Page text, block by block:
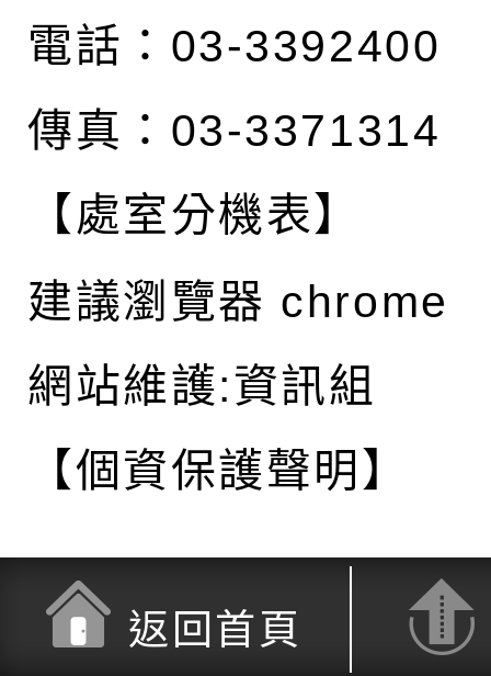
電話：03-3392400
傳真：03-3371314
【處室分機表】
建議瀏覽器 chrome
網站維護:資訊組
【個資保護聲明】
返回首頁